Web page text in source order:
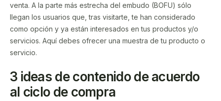
venta. A la parte más estrecha del embudo (BOFU) sólo
llegan los usuarios que, tras visitarte, te han considerado
como opción y ya están interesados en tus productos y/o
servicios. Aquí debes ofrecer una muestra de tu producto o
servicio.
3 ideas de contenido de acuerdo
al ciclo de compra